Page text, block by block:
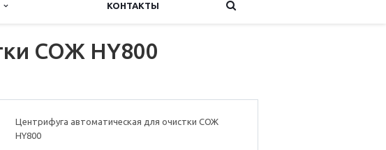
КОНТАКТЫ
СОЖ HY800
Центрифуга автоматическая для очистки СОЖ
HY800